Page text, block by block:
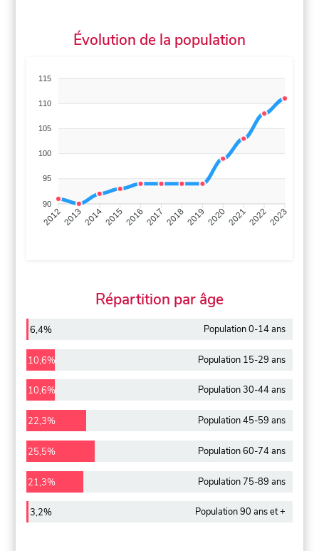
Évolution de la population
115
110
105
100
95
90
201220132014201520162017 20182019 2020202120222023
Répartition par âge
6,4% Population 0-14 ans
10,6% Population 15-29 ans
10,6% Population 30-44 ans
22,3% Population 45-59 ans
25,5% Population 60-74 ans
21,3% Population 75-89 ans
3,2% Population 90 ans et +